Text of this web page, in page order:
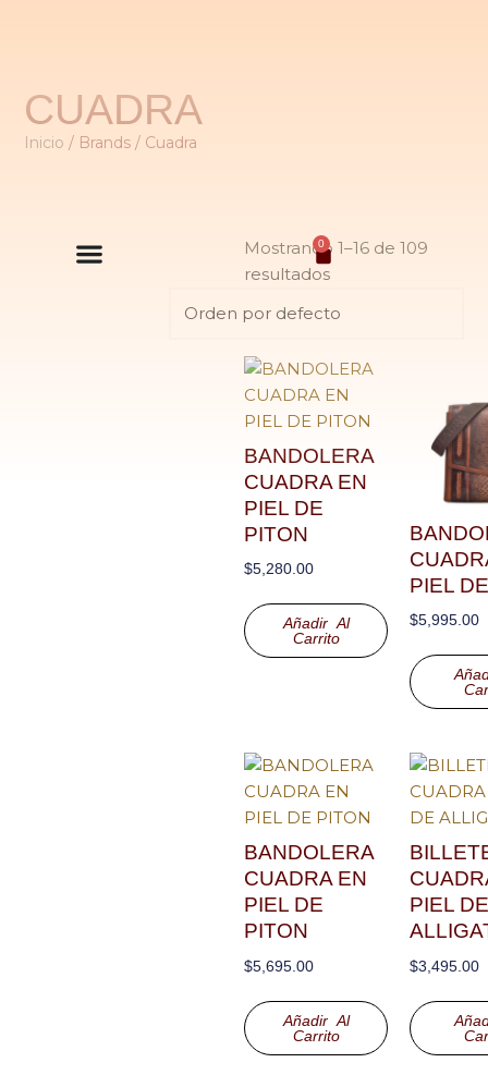
0
CUADRA
Inicio / Brands / Cuadra
Mostrando 1–16 de 109
resultados
BANDOLERA
CUADRA EN
PIEL DE
PITON
$5,280.00
Añadir Al
Carrito
PIEL
$5,995.00
BANDOLERA
CUADRA EN
PIEL DE
PITON
$5,695.00
Añadir Al
Carrito
PIEL DE
$3,495.00